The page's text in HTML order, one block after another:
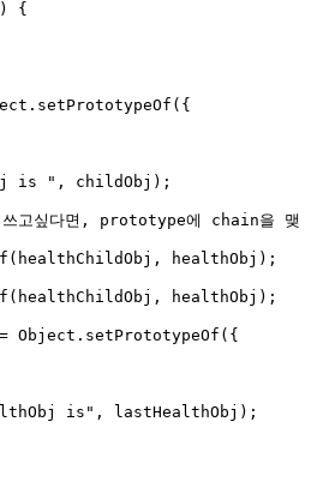
is ", childObj);
고싶다면, prototype에 chain을 맺
healthObj);
healthObj);
Object.setPrototypeOf({
is", lastHealthObj);